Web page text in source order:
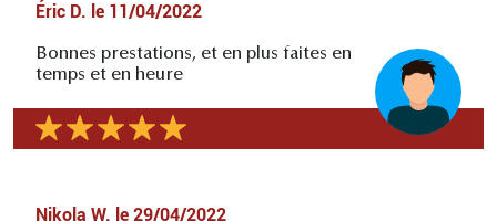
Éric D. le 11/04/2022
Bonnes prestations, et en plus faites en
temps et en heure
Nikola W. le 29/04/2022